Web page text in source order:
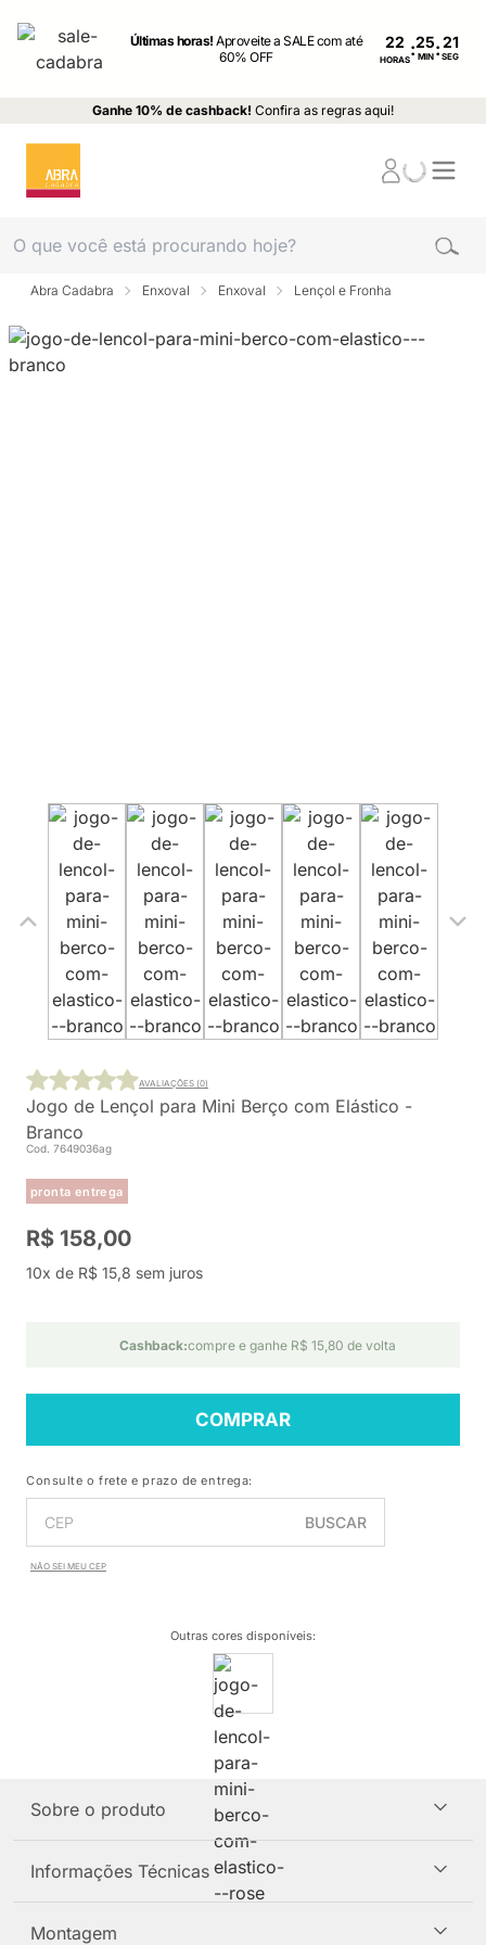
Últimas horas!Aproveite a SALE com até
60% OFF
22
HORAS: MIN : SEG
Ganhe 10% de cashback! Confira as regras aqui!
Abra Cadabra Enxoval Enxoval Lençol e Fronha
Jogo de Lençol para Mini Berço com Elástico -
Branco
Cod. 7649036ag
pronta entrega
AVALIAÇÕES (0)
R$ 158,00
10x de R$ 15,8 sem juros
Cashback:compre e ganhe R$ 15,80 de volta
COMPRAR
Consulte o frete e prazo de entrega:
BUSCAR
NÃO SEI MEU CEP
Outras cores disponíveis:
Sobre o produto
Informações Técnicas
Montagem